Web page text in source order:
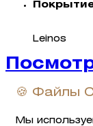
Leinos
🍪 Файлы
Мы